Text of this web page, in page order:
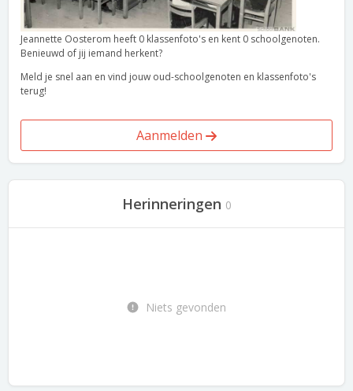
Jeannette Oosterom heeft 0 klassenfoto's en kent 0 schoolgenoten.
Benieuwd of jij iemand herkent?
Meld je snel aan en vind jouw oud-schoolgenoten en klassenfoto's
terug!
Aanmelden
Herinneringen 0
Niets gevonden